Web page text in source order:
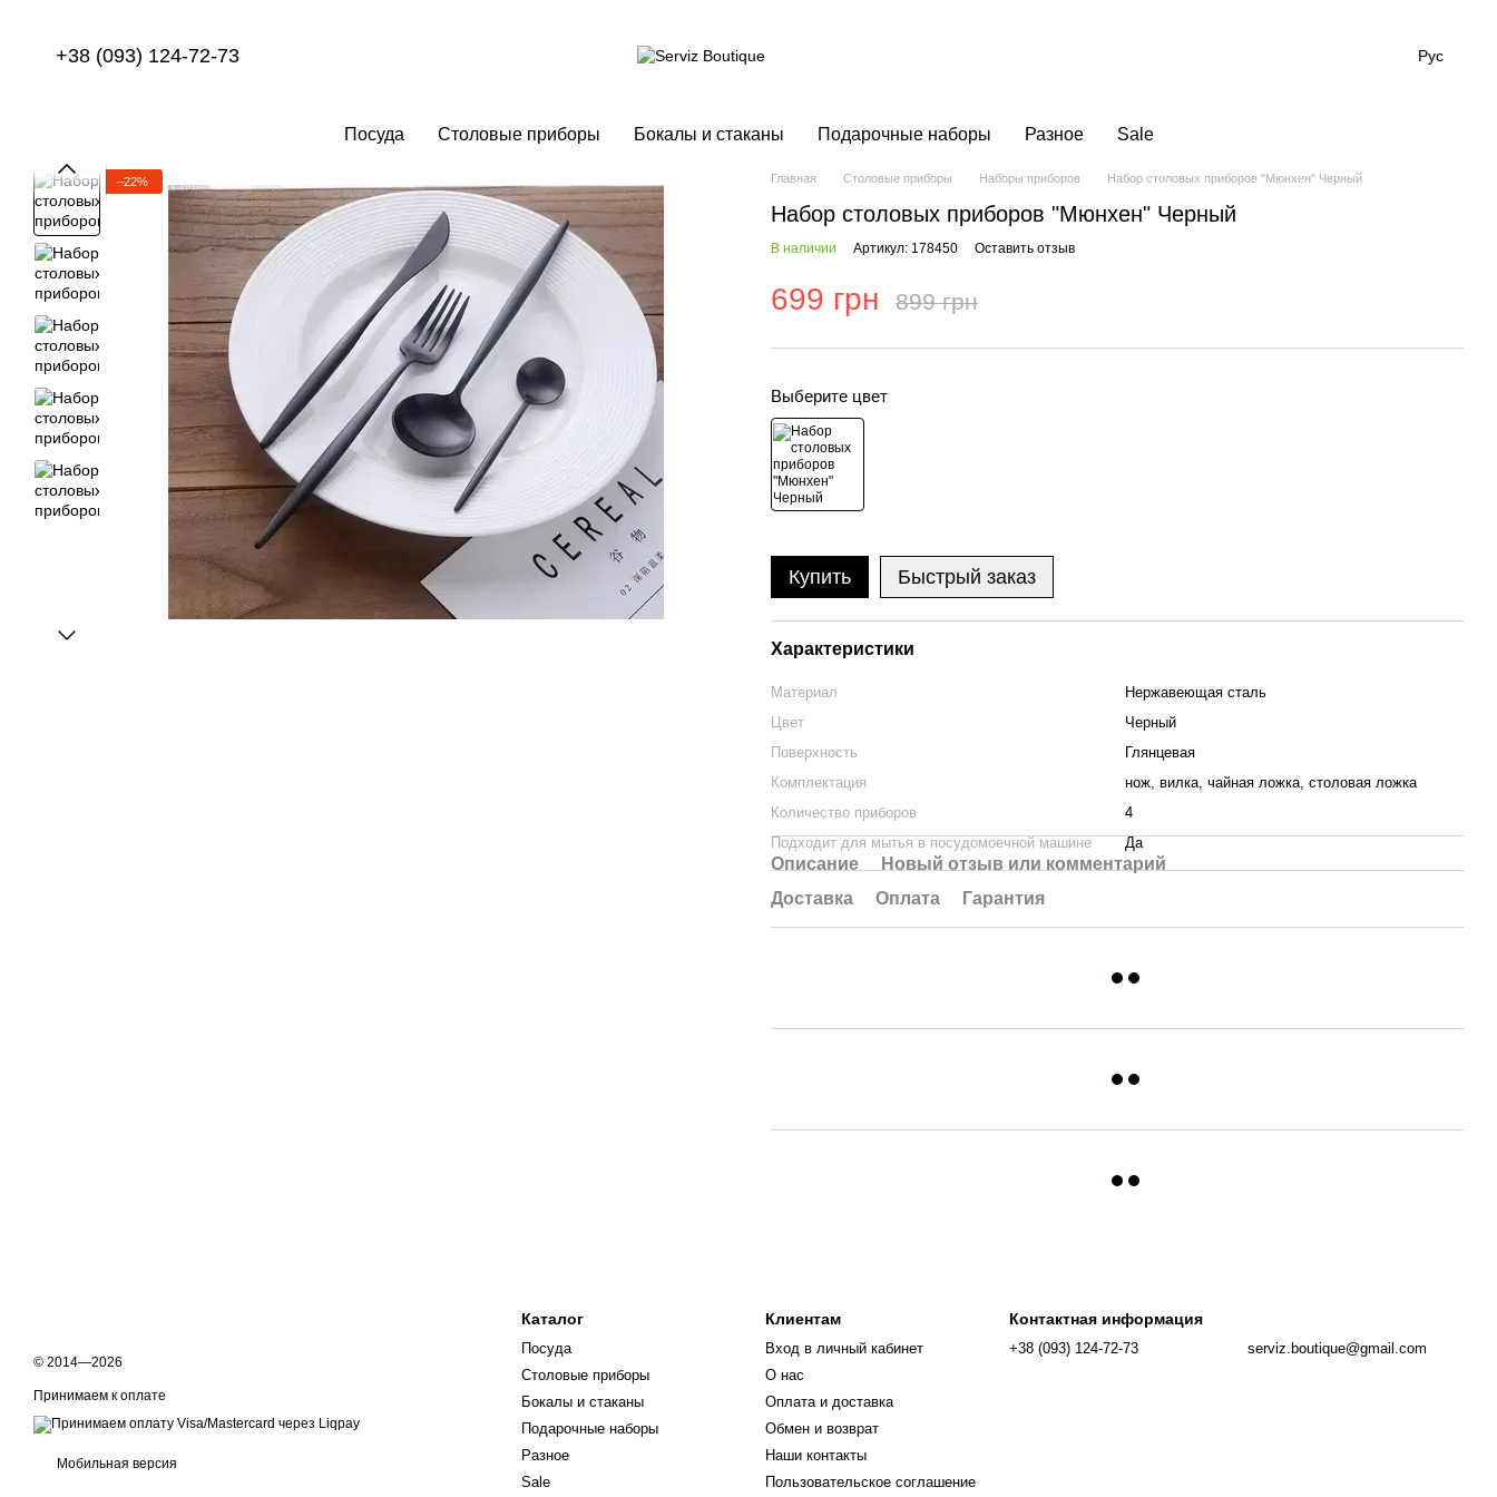
+38 (093) 124-72-73 Рус
Посуда Столовые приборы Бокалы и стаканы Подарочные наборы Разное Sale
−22% Главная Столовые приборы Наборы приборов Набор столовых приборов "Мюнхен" Черный
Набор столовых приборов "Мюнхен" Черный
В наличии Артикул: 178450 Оставить отзыв
699 грн 899 грн
Выберите цвет
Купить Быстрый заказ
Характеристики
Материал
Нержавеющая сталь
Цвет
Черный
Поверхность
Глянцевая
Комплектация
нож, вилка, чайная ложка, столовая ложка
Количество приборов
4
Подходит для мытья в посудомоечной машине
Да
Описание
Новый отзыв или комментарий
Доставка
Оплата Гарантия
© 2014—2026
Принимаем к оплате
Мобильная версия
Каталог
Посуда
Столовые приборы
Бокалы и стаканы
Подарочные наборы
Разное
Sale
Клиентам
Вход в личный кабинет
О нас
Оплата и доставка
Обмен и возврат
Наши контакты
Пользовательское соглашение
Контактная информация
+38 (093) 124-72-73 serviz.boutique@gmail.com